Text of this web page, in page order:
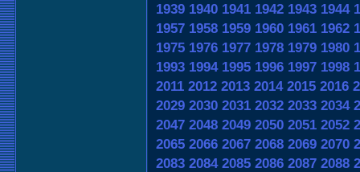
1939 1940 1941 1942 1943 1944
1957 1958 1959 1960 1961 1962
1975 1976 1977 1978 1979 1980
1993 1994 1995 1996 1997 1998
2011 2012 2013 2014 2015 2016
2029 2030 2031 2032 2033 2034
2047 2048 2049 2050 2051 2052
2065 2066 2067 2068 2069 2070
2083 2084 2085 2086 2087 2088